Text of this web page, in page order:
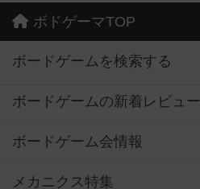
ボドゲーマTOP
ボードゲームを検索する
ボードゲームの新着レビュー
ボードゲーム会情報
メカニクス特集